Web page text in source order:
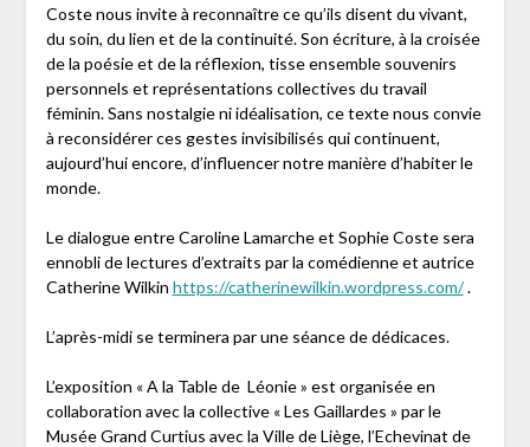
Coste nous invite à reconnaître ce qu’ils disent du vivant,
du soin, du lien et de la continuité. Son écriture, à la croisée
de la poésie et de la réflexion, tisse ensemble souvenirs
personnels et représentations collectives du travail
féminin. Sans nostalgie ni idéalisation, ce texte nous convie
à reconsidérer ces gestes invisibilisés qui continuent,
aujourd’hui encore, d’influencer notre manière d’habiter le
monde.
Le dialogue entre Caroline Lamarche et Sophie Coste sera
ennobli de lectures d’extraits par la comédienne et autrice
Catherine Wilkin https://catherinewilkin.wordpress.com/.
L’après-midi se terminera par une séance de dédicaces.
L’exposition « A la Table de Léonie » est organisée en
collaboration avec la collective « Les Gaillardes » par le
Musée Grand Curtius avec la Ville de Liège, l’Echevinat de